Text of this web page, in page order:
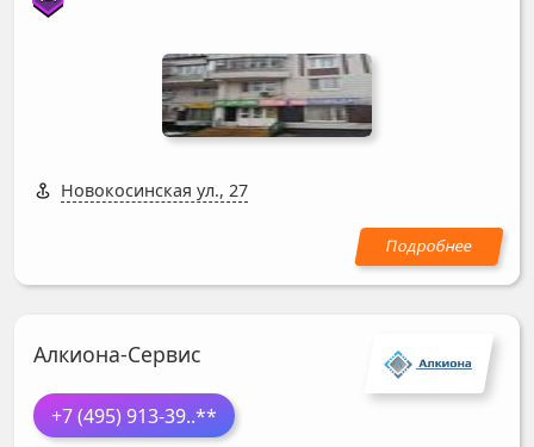
Новокосинская ул., 27
Алкиона-Сервис
+7 (495) 913-39..**